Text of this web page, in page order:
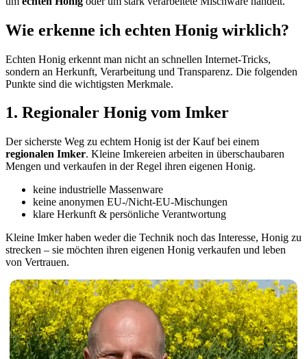
Wie erkenne ich echten Honig wirklich?
Echten Honig erkennt man nicht an schnellen Internet-Tricks,
sondern an Herkunft, Verarbeitung und Transparenz. Die folgenden
Punkte sind die wichtigsten Merkmale.
1. Regionaler Honig vom Imker
Der sicherste Weg zu echtem Honig ist der Kauf bei einem
regionalen Imker. Kleine Imkereien arbeiten in überschaubaren
Mengen und verkaufen in der Regel ihren eigenen Honig.
keine industrielle Massenware
keine anonymen EU-/Nicht-EU-Mischungen
klare Herkunft & persönliche Verantwortung
Kleine Imker haben weder die Technik noch das Interesse, Honig zu
strecken – sie möchten ihren eigenen Honig verkaufen und leben
von Vertrauen.